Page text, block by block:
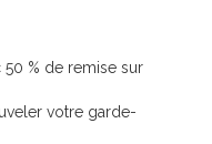
% de remise sur
votre garde-